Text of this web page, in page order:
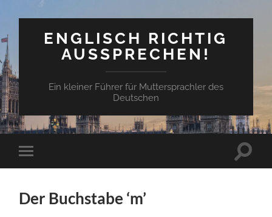
ENGLISCH RICHTIG
AUSSPRECHEN!
Ein kleiner Führer für Muttersprachler des
Deutschen
Mobile-
Menü
Der Buchstabe ‘m’